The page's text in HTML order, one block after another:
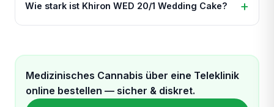
Wie stark ist Khiron WED 20/1 Wedding Cake?
Medizinisches Cannabis über eine Teleklinik
online bestellen — sicher & diskret.